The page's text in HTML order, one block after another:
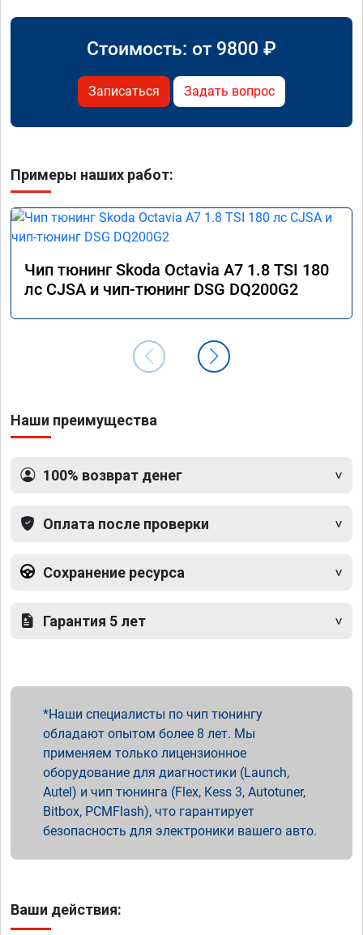
Стоимость: от 9800 ₽
Записаться Задать вопрос
Примеры наших работ:
Чип тюнинг Skoda Octavia A7 1.8 TSI 180
лс CJSA и чип-тюнинг DSG DQ200G2
Наши преимущества
100% возврат денег
Оплата после проверки
Сохранение ресурса
Гарантия 5 лет
Наши специалисты по чип тюнингу
обладают опытом более 8 лет. Мы
применяем только лицензионное
оборудование для диагностики (Launch,
Autel) и чип тюнинга (Flex, Kess 3, Autotuner,
Bitbox, PCMFlash), что гарантирует
безопасность для электроники вашего авто.
Ваши действия: